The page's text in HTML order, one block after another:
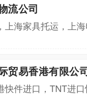
流公司
上海家具托运，上
贸易香港有限公
快件进口，TNT进口